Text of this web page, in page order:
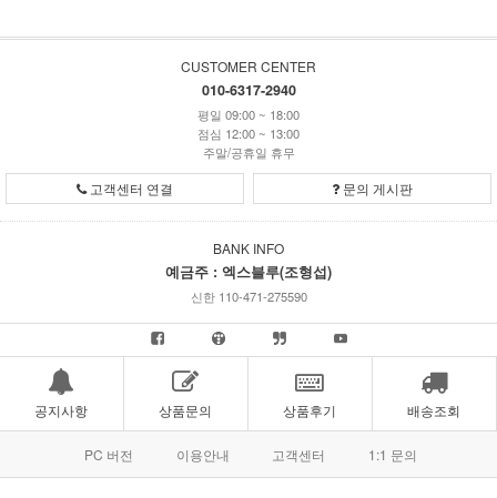
CUSTOMER CENTER
010-6317-2940
평일 09:00 ~ 18:00
점심 12:00 ~ 13:00
주말/공휴일 휴무
고객센터 연결 문의 게시판
BANK INFO
예금주 : 엑스블루(조형섭)
신한 110-471-275590
공지사항 상품문의 상품후기 배송조회
PC 버전 이용안내 고객센터 1:1 문의